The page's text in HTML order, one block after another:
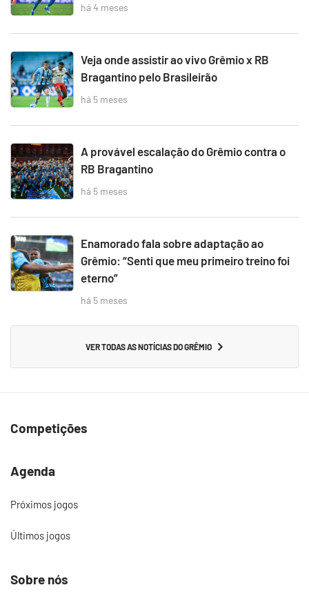
há 4 meses
Veja onde assistir ao vivo Grêmio x RB
Bragantino pelo Brasileirão
há 5 meses
A provável escalação do Grêmio contra o
RB Bragantino
há 5 meses
Enamorado fala sobre adaptação ao
Grêmio: “Senti que meu primeiro treino foi
eterno”
há 5 meses
VER TODAS AS NOTÍCIAS DO GRÊMIO
Competições
Agenda
Próximos jogos
Últimos jogos
Sobre nós